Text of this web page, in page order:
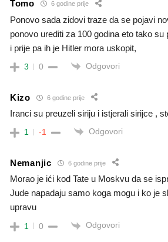
Tomo 6 godine prije
Ponovo sada zidovi traze da se pojavi
ponovo urediti za 100 godina eto tako su
i prije pa ih je Hitler mora uskopit,
3 0 Odgovori
Kizo 6 godine prije
Iranci su preuzeli siriju i istjerali sirijce ,
1 -1 Odgovori
Nemanjic 6 godine prije
Morao je ići kod Tate u Moskvu da se
Jude napadaju samo koga mogu i ko je
upravu
1 0 Odgovori